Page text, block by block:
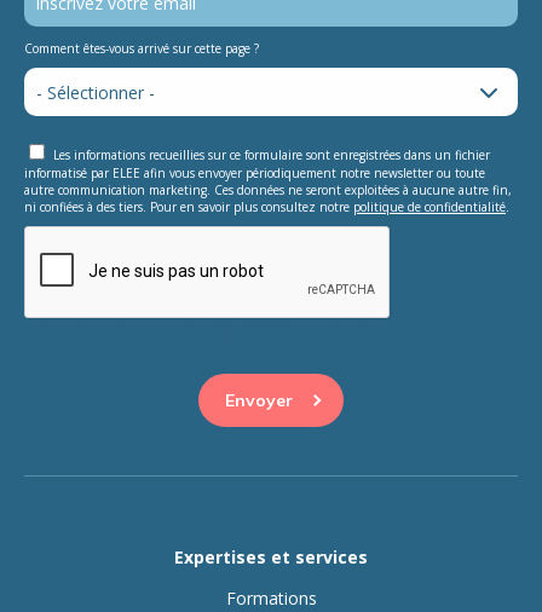
Comment êtes-vous arrivé sur cette page ?
Les informations recueillies sur ce formulaire sont enregistrées dans un fichier
informatisé par ELEE afin vous envoyer périodiquement notre newsletter ou toute
autre communication marketing. Ces données ne seront exploitées à aucune autre fin,
ni confiées à des tiers. Pour en savoir plus consultez notre politique de confidentialité.
Expertises et services
Formations